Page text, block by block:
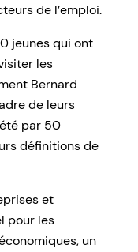
de l’emploi.
jeunes qui ont
les
Bernard
de leurs
par 50
définitions de
et
pour les
un